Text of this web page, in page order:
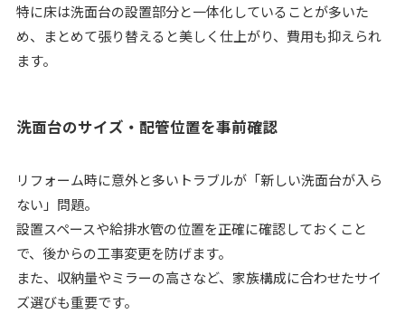
特に床は洗面台の設置部分と一体化していることが多いた
め、まとめて張り替えると美しく仕上がり、費用も抑えられ
ます。
洗面台のサイズ・配管位置を事前確認
リフォーム時に意外と多いトラブルが「新しい洗面台が入ら
ない」問題。
設置スペースや給排水管の位置を正確に確認しておくこと
で、後からの工事変更を防げます。
また、収納量やミラーの高さなど、家族構成に合わせたサイ
ズ選びも重要です。